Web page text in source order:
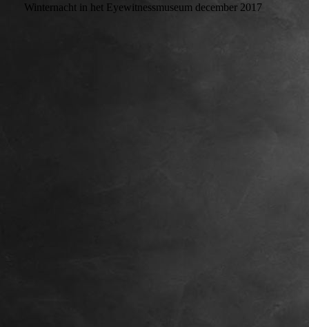
Winternacht in het Eyewitnessmuseum december 2017